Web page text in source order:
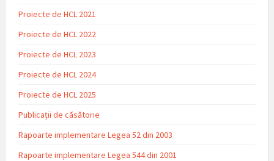
Proiecte de HCL 2021
Proiecte de HCL 2022
Proiecte de HCL 2023
Proiecte de HCL 2024
Proiecte de HCL 2025
Publicații de căsătorie
Rapoarte implementare Legea 52 din 2003
Rapoarte implementare Legea 544 din 2001